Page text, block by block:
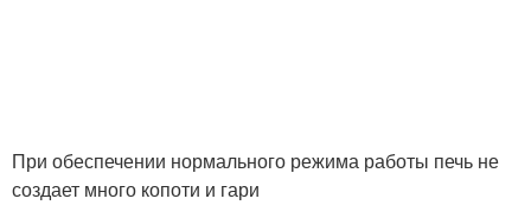
При обеспечении нормального режима работы печь не
создает много копоти и гари